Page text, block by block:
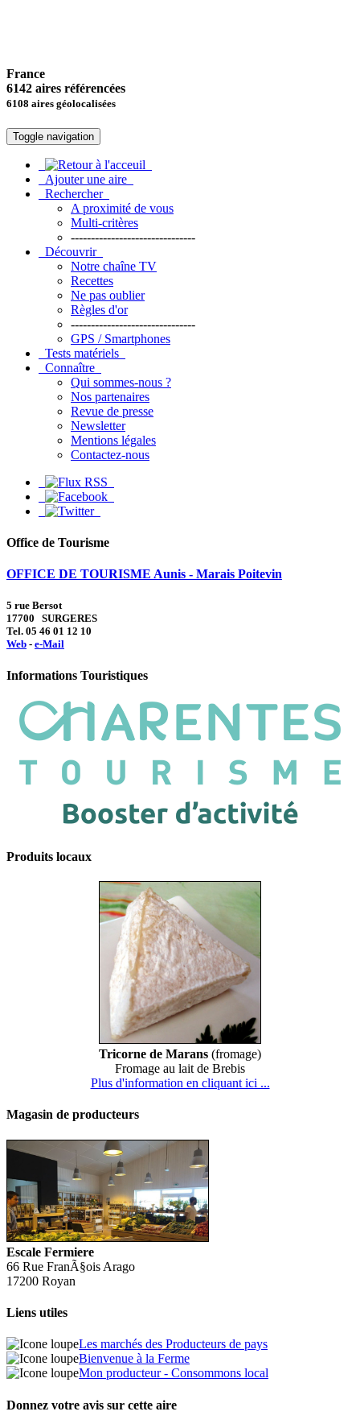
France
6142 aires référencées
6108 aires géolocalisées
Toggle navigation
Ajouter une aire
Rechercher
A proximité de vous
Multi-critères
-------------------------------
Découvrir
Notre chaîne TV
Recettes
Ne pas oublier
Règles d'or
-------------------------------
GPS / Smartphones
Tests matériels
Connaître
Qui sommes-nous ?
Nos partenaires
Revue de presse
Newsletter
Mentions légales
Contactez-nous
Office de Tourisme
OFFICE DE TOURISME Aunis - Marais Poitevin
5 rue Bersot
17700 SURGERES
Tel. 05 46 01 12 10
Web - e-Mail
Informations Touristiques
Produits locaux
Tricorne de Marans (fromage)
Fromage au lait de Brebis
Plus d'information en cliquant ici ...
Magasin de producteurs
Escale Fermiere
66 Rue FranÃ§ois Arago
17200 Royan
Liens utiles
Les marchés des Producteurs de pays
Bienvenue à la Ferme
Mon producteur - Consommons local
Donnez votre avis sur cette aire